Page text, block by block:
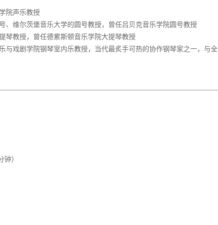
院声乐教授
、维尔茨堡音乐大学的圆号教授，曾任吕贝克音乐学院圆号教授
琴教授，曾任德累斯顿音乐学院大提琴教授
与戏剧学院钢琴室内乐教授，当代最炙手可热的协作钢琴家之一，与全
）